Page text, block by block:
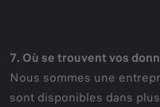
7. Où se trouvent vos
Nous sommes une
sont disponibles dans